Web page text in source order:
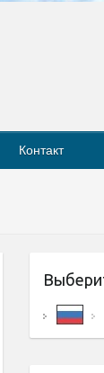
Контакт